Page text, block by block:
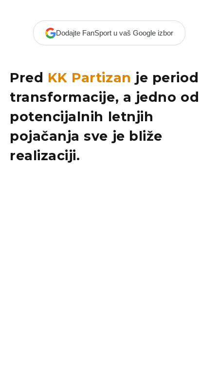
Dodajte FanSport u vaš Google izbor
Pred KK Partizan je period
transformacije, a jedno od
potencijalnih letnjih
pojačanja sve je bliže
realizaciji.